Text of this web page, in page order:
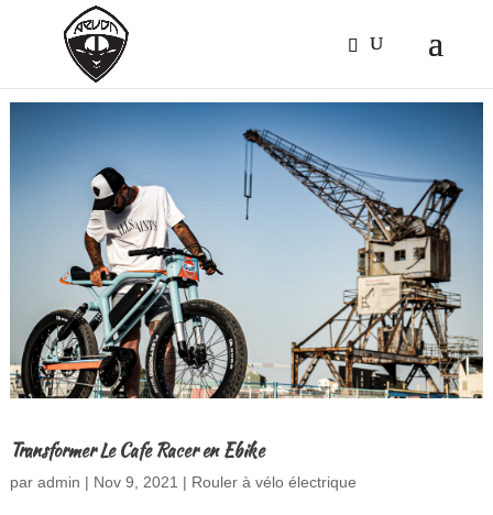
Transformer Le Cafe Racer en Ebike
par admin | Nov 9, 2021 | Rouler à vélo électrique